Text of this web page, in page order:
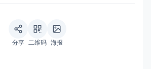
分享 二维码 海报